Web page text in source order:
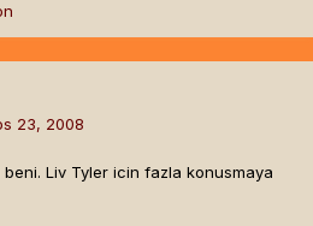
23, 2008
Liv Tyler icin fazla konusmaya